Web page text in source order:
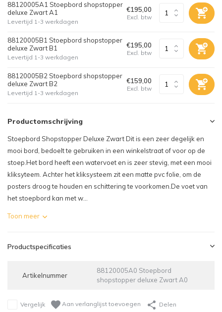
88120005A1 Stoepbord shopstopper
deluxe Zwart A1
Levertijd 1-3 werkdagen
€195,00
Excl. btw
88120005B1 Stoepbord shopstopper
deluxe Zwart B1
Levertijd 1-3 werkdagen
€195,00
Excl. btw
88120005B2 Stoepbord shopstopper
deluxe Zwart B2
Levertijd 1-3 werkdagen
€159,00
Excl. btw
Productomschrijving
Stoepbord Shopstopper Deluxe Zwart Dit is een zeer degelijk en
mooi bord, bedoelt te gebruiken in een winkelstraat of voor op de
stoep.Het bord heeft een watervoet en is zeer stevig, met een mooi
kliksyteem. Achter het kliksysteem zit een matte pvc folie, om de
posters droog te houden en schittering te voorkomen.De voet van
het stoepbord kan met w...
Toon meer
Productspecificaties
Artikelnummer
88120005A0 Stoepbord
shopstopper deluxe Zwart A0
Vergelijk Aan verlanglijst toevoegen Delen